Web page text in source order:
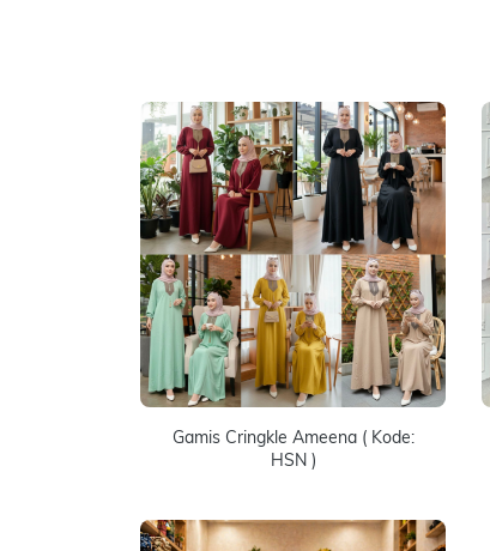
Gamis Cringkle Ameena ( Kode:
HSN )